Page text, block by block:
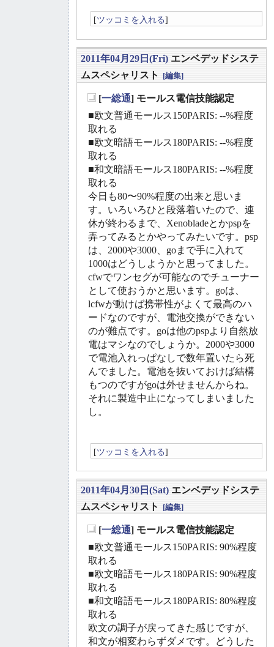
[ツッコミを入れる]
2011年04月29日(Fri) エンベデッドシステ
ムスペシャリスト
[編集]
[一総通] モールス電信技能認定
■欧文普通モールス150PARIS: --%程度
取れる
■欧文暗語モールス180PARIS: --%程度
取れる
■和文暗語モールス180PARIS: --%程度
取れる
今日も80〜90%程度の出来と思いま
す。いろいろひと段落着いたので、連
休が終わるまで、Xenobladeとかpspを
弄ってみるとかやってみたいです。psp
は、2000や3000、goまで手に入れて
1000はどうしようかと思ってました。
cfwでワンセグが可能なのでチューナー
として使おうかと思います。goは、
lcfwが動けば携帯性がよくて最高のハ
ードなのですが、電池交換ができない
のが難点です。goは他のpspより自然放
電はマシなのでしょうか。2000や3000
で電池入れっぱなしで数年置いたら死
んでました。電池を抜いておけば結構
もつのですがgoは外せませんからね。
それに製造中止になってしまいました
し。
[ツッコミを入れる]
2011年04月30日(Sat) エンベデッドシステ
ムスペシャリスト
[編集]
[一総通] モールス電信技能認定
■欧文普通モールス150PARIS: 90%程度
取れる
■欧文暗語モールス180PARIS: 90%程度
取れる
■和文暗語モールス180PARIS: 80%程度
取れる
欧文の調子が戻ってきた感じですが、
和文が相変わらずダメです。どうした